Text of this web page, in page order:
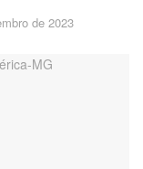
de 2023